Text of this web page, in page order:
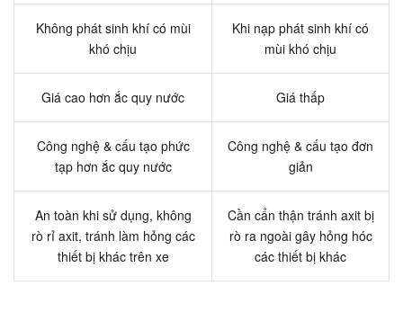
Không phát sinh khí có mùi
khó chịu
Khi nạp phát sinh khí có
mùi khó chịu
Giá cao hơn ắc quy nước Giá thấp
Công nghệ & cấu tạo phức
tạp hơn ắc quy nước
Công nghệ & cấu tạo đơn
giản
An toàn khi sử dụng, không
rò rỉ axit, tránh làm hỏng các
thiết bị khác trên xe
Cần cẩn thận tránh axit bị
rò ra ngoài gây hỏng hóc
các thiết bị khác